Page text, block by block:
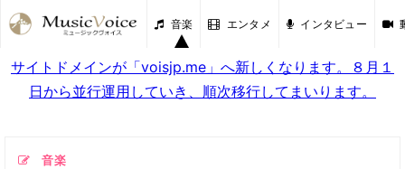
音楽 エンタメ インタビュー
サイトドメインが「voisjp.me」へ新しくなります。８月１
日から並行運用していき、順次移行してまいります。
音楽